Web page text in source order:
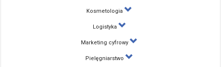
Kosmetologia
Logistyka
Marketing cyfrowy
Pielęgniarstwo